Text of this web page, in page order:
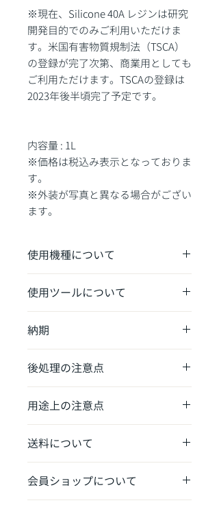
※現在、Silicone 40A レジンは研究
開発目的でのみご利用いただけま
す。米国有害物質規制法（TSCA）
の登録が完了次第、商業用としても
ご利用ただけます。TSCAの登録は
2023年後半頃完了予定です。
内容量 : 1L
※価格は税込み表示となっておりま
す。
※外装が写真と異なる場合がござい
ます。
使用機種について
す。
使用ツールについて
用いただけます。
材料の混入を防ぐため、他レジン材料
と共用のビルドプラットフォームの使
用はお控えください。
納期
可能
後処理の注意点
ブチルで20分間洗浄
用途上の注意点
目的でのみご利用いただけます。米国
有害物質規制法（TSCA）の登録が完
了次第、商業用としてもご利用ただけ
ます。TSCAの登録は2023年後半頃完
送料について
​本体は別途送料あり​
会員ショップについて